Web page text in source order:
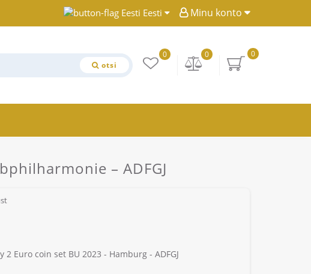
Minu konto
Eesti
otsi
0
0
0
– ADFGJ
2 Euro coin set BU 2023 - Hamburg - ADFGJ